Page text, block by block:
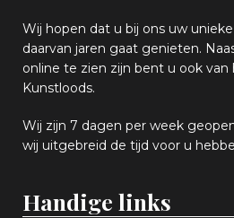
Wij hopen dat u bij ons uw unieke
daarvan jaren gaat genieten.
online te zien zijn bent u ook van
Kunstloods.
Wij zijn 7 dagen per week
wij uitgebreid de tijd voor u
Handige links